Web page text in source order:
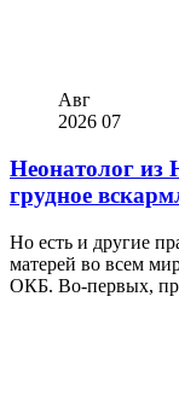
Авг
2026 07
Неонатолог из
грудное
Но есть и другие
матерей во всем
ОКБ. Во-первых,